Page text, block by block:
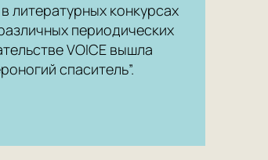
литературных конкурсах
периодических
VOICE вышла
спаситель”.